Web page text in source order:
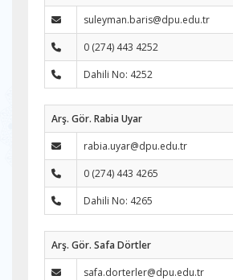
suleyman.baris@dpu.edu.tr
0 (274) 443 4252
Dahili No: 4252
Arş. Gör. Rabia Uyar
rabia.uyar@dpu.edu.tr
0 (274) 443 4265
Dahili No: 4265
Arş. Gör. Safa Dörtler
safa.dorterler@dpu.edu.tr